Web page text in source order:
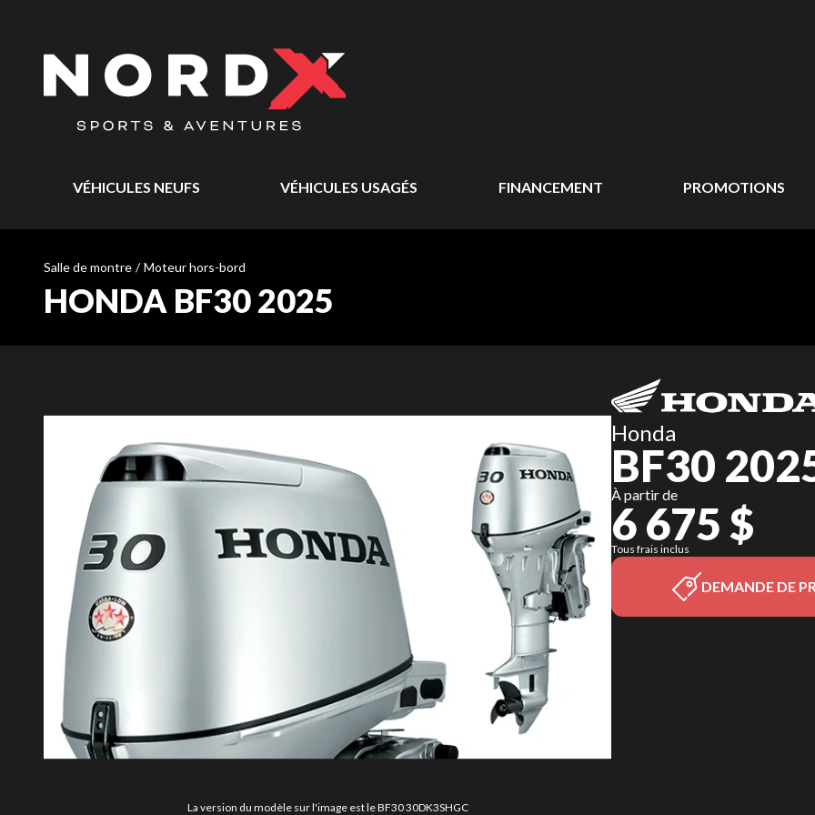
VÉHICULES NEUFS VÉHICULES USAGÉS FINANCEMENT PROMOTIONS
Salle de montre / Moteur hors-bord
HONDA BF30 2025
La version du modèle sur l'image est le BF30 30DK3SHGC
Honda
BF30
À partir de
6 675 $
Tous frais inclus
DEMANDE DE